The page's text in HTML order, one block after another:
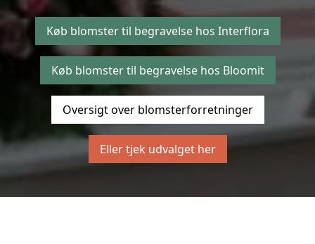
Køb blomster til begravelse hos Interflora
Køb blomster til begravelse hos Bloomit
Oversigt over blomsterforretninger
Eller tjek udvalget her